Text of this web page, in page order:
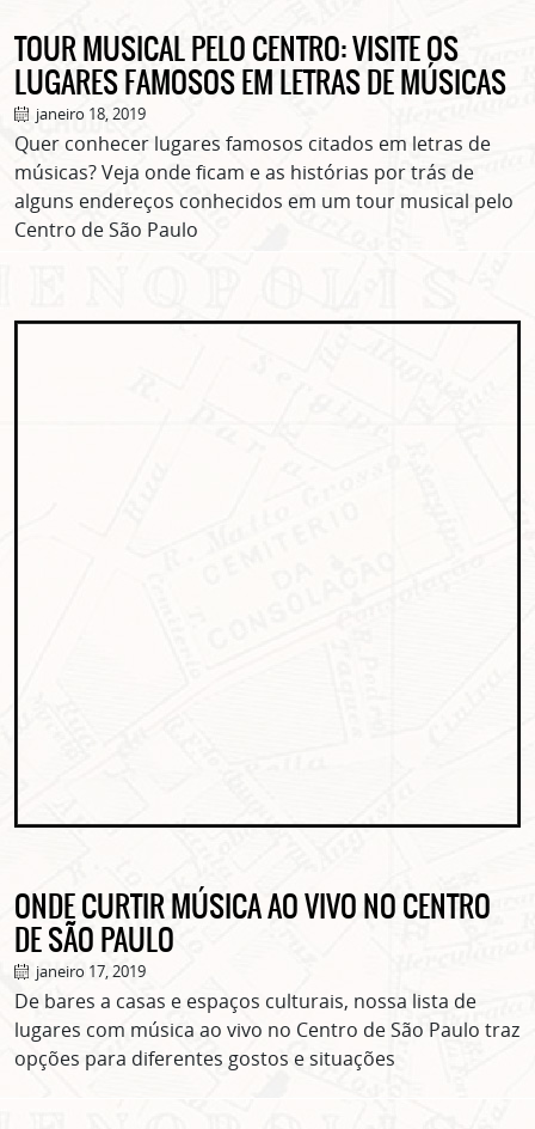
TOUR MUSICAL PELO CENTRO: VISITE OS
LUGARES FAMOSOS EM LETRAS DE MÚSICAS
janeiro 18, 2019
Quer conhecer lugares famosos citados em letras de
músicas? Veja onde ficam e as histórias por trás de
alguns endereços conhecidos em um tour musical pelo
Centro de São Paulo
ONDE CURTIR MÚSICA AO VIVO NO CENTRO
DE SÃO PAULO
janeiro 17, 2019
De bares a casas e espaços culturais, nossa lista de
lugares com música ao vivo no Centro de São Paulo traz
opções para diferentes gostos e situações